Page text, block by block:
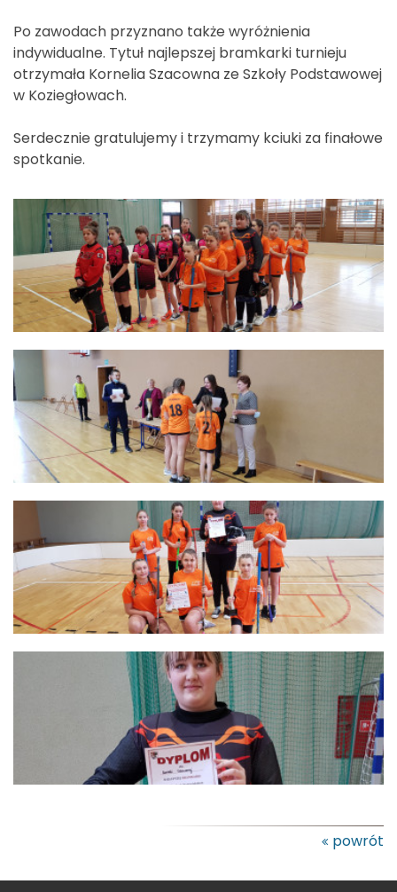
Po zawodach przyznano także wyróżnienia
indywidualne. Tytuł najlepszej bramkarki turnieju
otrzymała Kornelia Szacowna ze Szkoły Podstawowej
w Koziegłowach.
Serdecznie gratulujemy i trzymamy kciuki za finałowe
spotkanie.
powrót